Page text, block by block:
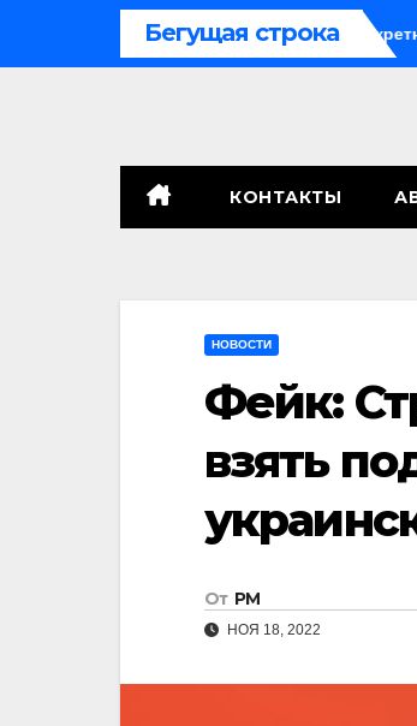
Бегущая строка
Саботажный фронт Секретные
КОНТАКТЫ
НОВОСТИ
Фейк:
взять
От РМ
НОЯ 18, 2022